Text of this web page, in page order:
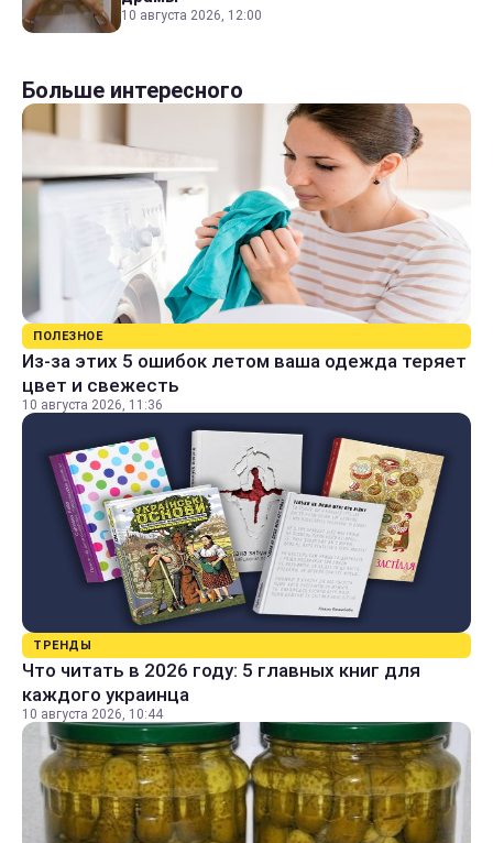
10 августа 2026, 12:00
Больше интересного
ПОЛЕЗНОЕ
Из-за этих 5 ошибок летом ваша одежда теряет
цвет и свежесть
10 августа 2026, 11:36
ТРЕНДЫ
Что читать в 2026 году: 5 главных книг для
каждого украинца
10 августа 2026, 10:44